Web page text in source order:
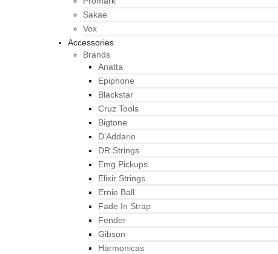
Sakae
Vox
Accessories
Brands
Anatta
Epiphone
Blackstar
Cruz Tools
Bigtone
D’Addario
DR Strings
Emg Pickups
Elixir Strings
Ernie Ball
Fade In Strap
Fender
Gibson
Harmonicas